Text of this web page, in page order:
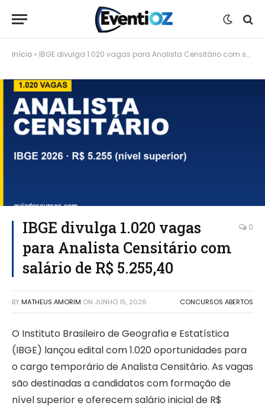
Início » IBGE divulga 1.020 vagas para Analista Censitário com salário de R$ 5.255,40
IBGE divulga 1.020 vagas
para Analista Censitário com
salário de R$ 5.255,40
0
BY MATHEUS AMORIM ON JUNHO 15, 2026 CONCURSOS ABERTOS
O Instituto Brasileiro de Geografia e Estatística
(IBGE) lançou edital com 1.020 oportunidades para
o cargo temporário de Analista Censitário. As vagas
são destinadas a candidatos com formação de
nível superior e oferecem salário inicial de R$